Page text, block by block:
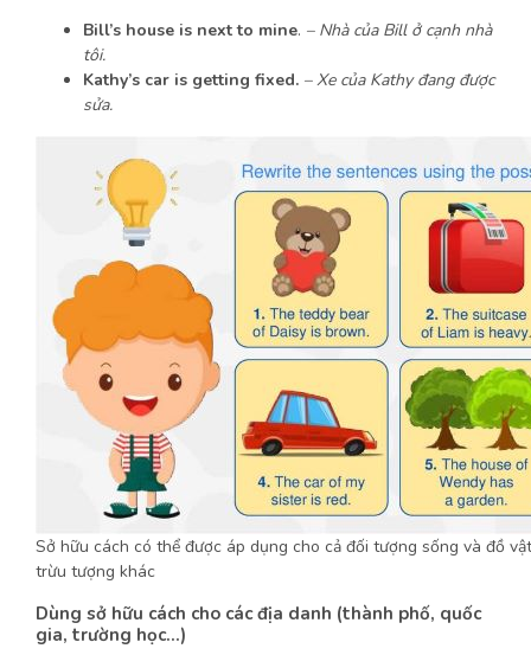
Bill’s house is next to mine. – Nhà của Bill ở cạnh nhà
tôi.
Kathy’s car is getting fixed. – Xe của Kathy đang được
sửa.
Sở hữu cách có thể được áp dụng cho cả đối tượng sống và đồ
trừu tượng khác
Dùng sở hữu cách cho các địa danh (thành phố, quốc
gia, trường học…)